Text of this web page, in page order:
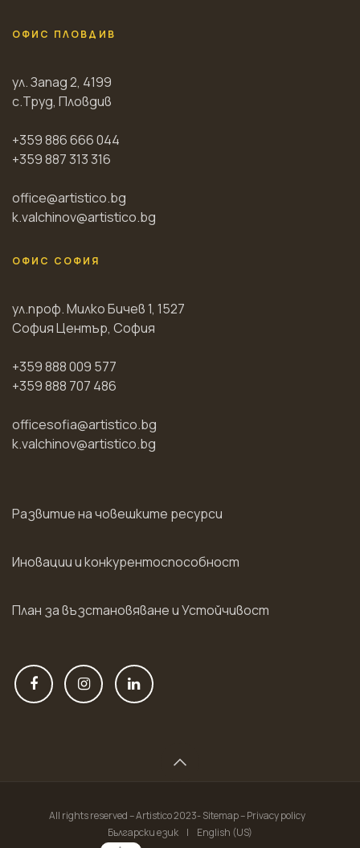
ОФИС ПЛОВДИВ
ул. Запад 2, 4199
с.Труд, Пловдив
+359 886 666 044
+359 887 313 316
office@artistico.bg
k.valchinov@artistico.bg
ОФИС СОФИЯ
ул.проф. Милко Бичев 1, 1527
София Център, София
+359 888 009 577
+359 888 707 486
officesofia@artistico.bg
k.valchinov@artistico.bg
Развитие на човешките ресурси
Иновации и конкурентоспособност
План за възстановяване и Устойчивост
All rights reserved – Artistico 2023- Sitemap – Privacy policy
Български език
|
English (US)